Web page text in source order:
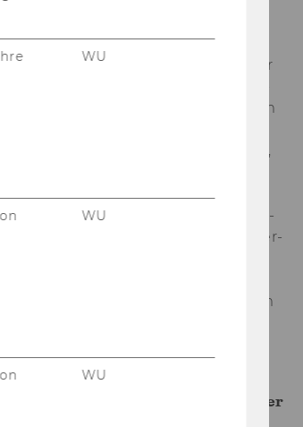
Fach­se­mi­
nar aus der
ker­recht im
der Pra­xis“,
von der
Hanns Mar­
tin Schleyer-​
ging es um
Besuch der
WU
WU
WU